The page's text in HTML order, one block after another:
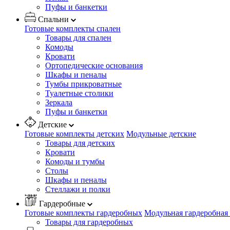
Пуфы и банкетки
Спальни
Готовые комплекты спален
Товары для спален
Комоды
Кровати
Ортопедические основания
Шкафы и пеналы
Тумбы прикроватные
Туалетные столики
Зеркала
Пуфы и банкетки
Детские
Готовые комплекты детских Модульные детские
Товары для детских
Кровати
Комоды и тумбы
Столы
Шкафы и пеналы
Стеллажи и полки
Гардеробные
Готовые комплекты гардеробных Модульная
Товары для гардеробных